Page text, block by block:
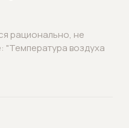
рационально, не
"Температура воздуха